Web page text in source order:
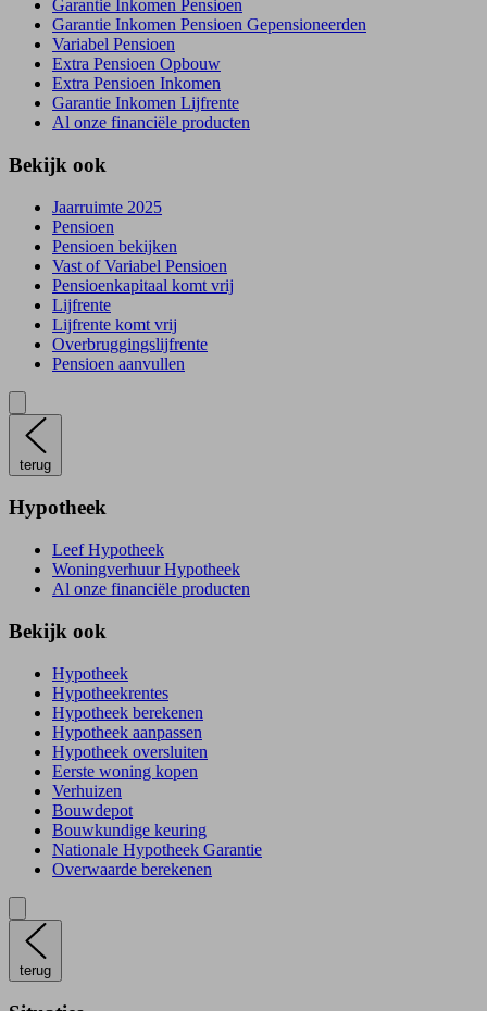
Garantie Inkomen Pensioen
Garantie Inkomen Pensioen Gepensioneerden
Variabel Pensioen
Extra Pensioen Opbouw
Extra Pensioen Inkomen
Garantie Inkomen Lijfrente
Al onze financiële producten
Bekijk ook
Jaarruimte 2025
Pensioen
Pensioen bekijken
Vast of Variabel Pensioen
Pensioenkapitaal komt vrij
Lijfrente
Lijfrente komt vrij
Overbruggingslijfrente
Pensioen aanvullen
terug
Hypotheek
Leef Hypotheek
Woningverhuur Hypotheek
Al onze financiële producten
Bekijk ook
Hypotheek
Hypotheekrentes
Hypotheek berekenen
Hypotheek aanpassen
Hypotheek oversluiten
Eerste woning kopen
Verhuizen
Bouwdepot
Bouwkundige keuring
Nationale Hypotheek Garantie
Overwaarde berekenen
terug